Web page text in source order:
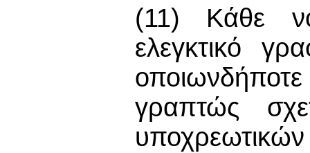
(11) Κάθε
ελεγκτικό
γραπτώς